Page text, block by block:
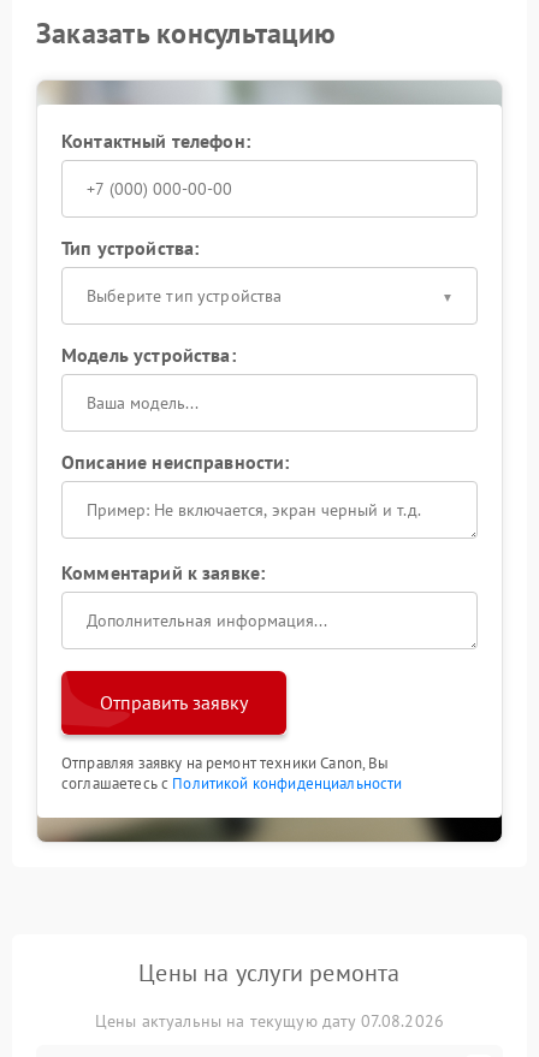
Заказать консультацию
Контактный телефон:
Тип устройства:
Выберите тип устройства
Модель устройства:
Описание неисправности:
Комментарий к заявке:
Отправить заявку
Отправляя заявку на ремонт техники Canon, Вы
соглашаетесь с Политикой конфиденциальности
Цены на услуги ремонта
Цены актуальны на текущую дату 07.08.2026